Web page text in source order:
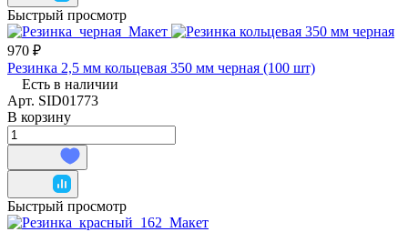
Быстрый просмотр
970 ₽
Резинка 2,5 мм кольцевая 350 мм черная (100 шт)
Есть в наличии
Арт. SID01773
В корзину
Быстрый просмотр